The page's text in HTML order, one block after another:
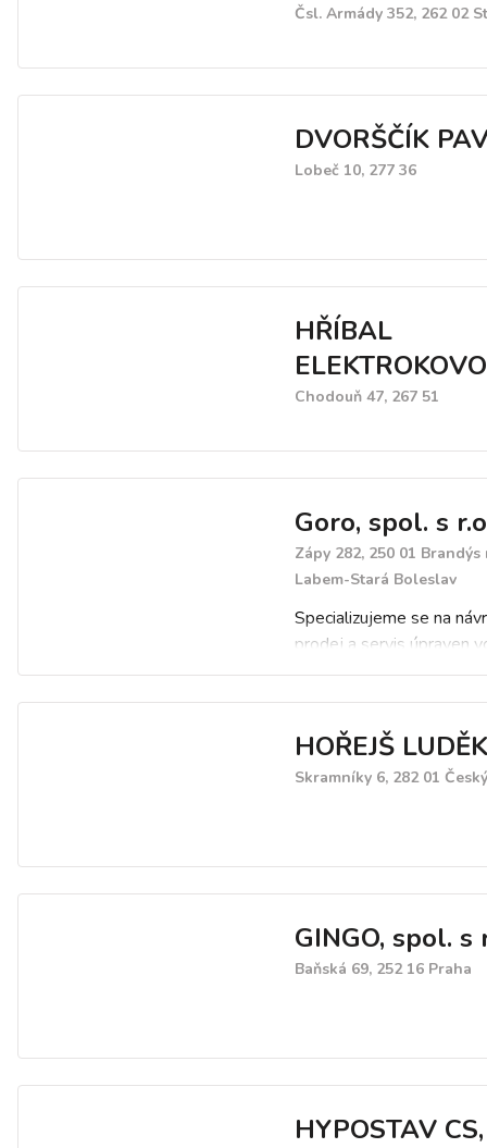
Čsl. Armády 352, 262 02
DVORŠČÍK
Lobeč 10, 277 36
HŘÍBAL
Chodouň 47, 267 51
Goro, spol. s
Zápy 282, 250 01 Brandýs
Labem-Stará Boleslav
Specializujeme se na
prodej a servis úpraven
Provádíme kompletní
standardních i
zajišťuje tým
techniků.
HOŘEJŠ
Skramníky 6, 282 01
GINGO, spol. s
Baňská 69, 252 16 Praha
HYPOSTAV